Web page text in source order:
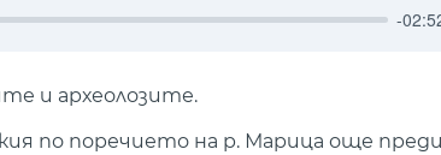
-
и археолозите.
по поречието на р. Марица още